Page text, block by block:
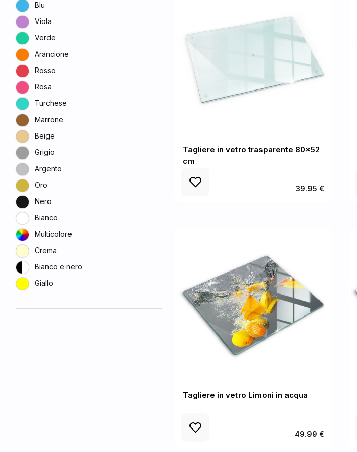
Blu
Viola
Verde
Arancione
Rosso
Rosa
Turchese
Marrone
Beige
Grigio
Argento
Oro
Nero
Bianco
Multicolore
Crema
Bianco e nero
Giallo
Tagliere in vetro trasparente 80x52
cm
39.95 €
Tagliere in vetro Limoni in acqua
49.99 €